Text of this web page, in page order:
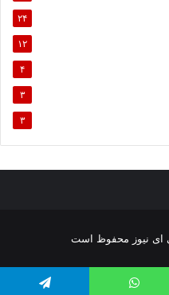
۲۴
۱۲
۴
۳
۳
ای نیوز محفوظ است